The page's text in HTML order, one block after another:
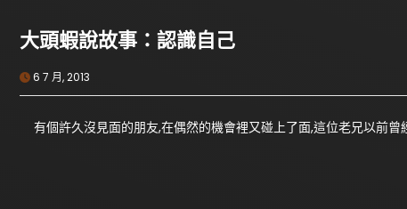
大頭蝦說故事：認識自己
6 7 月, 2013
有個許久沒見面的朋友,在偶然的機會裡又碰上了面,這位老兄以前曾